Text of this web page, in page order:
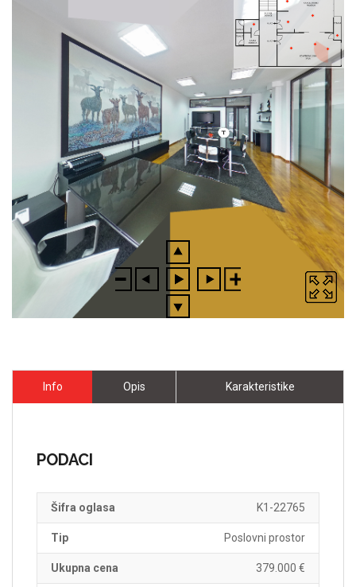
Info Opis Karakteristike
PODACI
Šifra oglasa K1-22765
Tip Poslovni prostor
Ukupna cena 379.000 €